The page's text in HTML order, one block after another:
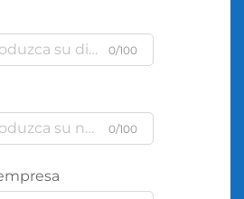
0/100
0/100